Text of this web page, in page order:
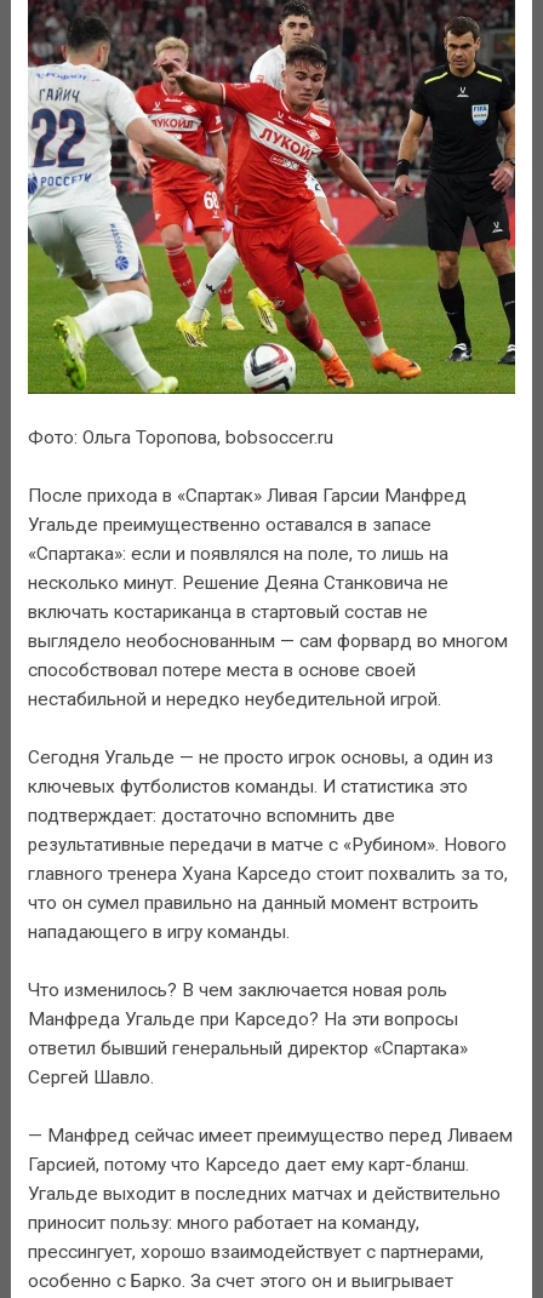
Фото: Ольга Торопова, bobsoccer.ru
После прихода в «Спартак» Ливая Гарсии Манфред
Угальде преимущественно оставался в запасе
«Спартака»: если и появлялся на поле, то лишь на
несколько минут. Решение Деяна Станковича не
включать костариканца в стартовый состав не
выглядело необоснованным — сам форвард во многом
способствовал потере места в основе своей
нестабильной и нередко неубедительной игрой.
Сегодня Угальде — не просто игрок основы, а один из
ключевых футболистов команды. И статистика это
подтверждает: достаточно вспомнить две
результативные передачи в матче с «Рубином». Нового
главного тренера Хуана Карседо стоит похвалить за то,
что он сумел правильно на данный момент встроить
нападающего в игру команды.
Что изменилось? В чем заключается новая роль
Манфреда Угальде при Карседо? На эти вопросы
ответил бывший генеральный директор «Спартака»
Сергей Шавло.
— Манфред сейчас имеет преимущество перед Ливаем
Гарсией, потому что Карседо дает ему карт-бланш.
Угальде выходит в последних матчах и действительно
приносит пользу: много работает на команду,
прессингует, хорошо взаимодействует с партнерами,
особенно с Барко. За счет этого он и выигрывает